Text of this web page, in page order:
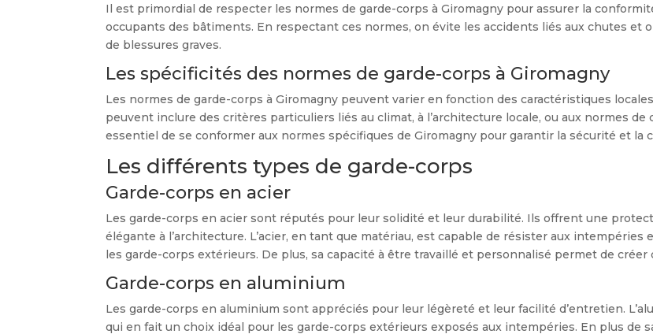
Il est primordial de respecter les normes de garde-corps à Giromagny pour assurer la
occupants des bâtiments. En respectant ces normes, on évite les accidents liés aux chutes et
de blessures graves.
Les spécificités des normes de garde-corps à Giromagny
Les normes de garde-corps à Giromagny peuvent varier en fonction des caractéristiques
peuvent inclure des critères particuliers liés au climat, à l’architecture locale, ou aux normes
essentiel de se conformer aux normes spécifiques de Giromagny pour garantir la sécurité et la
Les différents types de garde-corps
Garde-corps en acier
Les garde-corps en acier sont réputés pour leur solidité et leur durabilité. Ils offrent une
élégante à l’architecture. L’acier, en tant que matériau, est capable de résister aux
les garde-corps extérieurs. De plus, sa capacité à être travaillé et personnalisé permet de
Garde-corps en aluminium
Les garde-corps en aluminium sont appréciés pour leur légèreté et leur facilité d’entretien.
qui en fait un choix idéal pour les garde-corps extérieurs exposés aux intempéries. En plus de